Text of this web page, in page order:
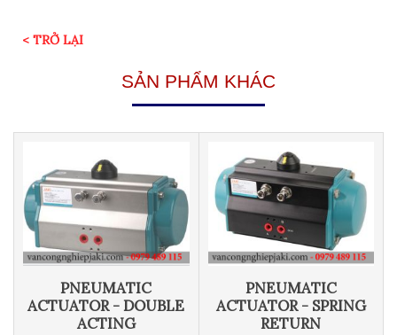
< TRỞ LẠI
SẢN PHẨM KHÁC
PNEUMATIC
ACTUATOR - DOUBLE
ACTING
PNEUMATIC
ACTUATOR - SPRING
RETURN